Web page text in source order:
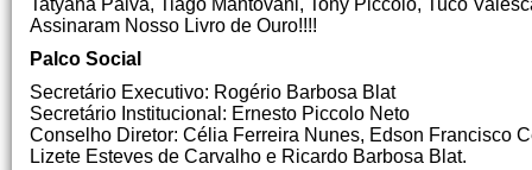
Tatyana Paiva, Tiago Mantovani, Tony Piccolo, Tuco
Assinaram Nosso Livro de Ouro!!!!
Palco Social
Secretário Executivo: Rogério Barbosa Blat
Secretário Institucional: Ernesto Piccolo Neto
Conselho Diretor: Célia Ferreira Nunes, Edson Francisco
Lizete Esteves de Carvalho e Ricardo Barbosa Blat.